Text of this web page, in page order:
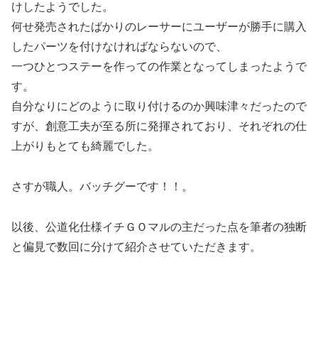
けしたようでした。
何せ発売されたばかりのレーサーにユーザーが勝手に購入
したパーツを付けなければならないので、
一つひとつステーを作っての作業となってしまったようで
す。
自分なりにどのように取り付けるのか興味津々だったので
すが、創意工夫が至る所に発揮されており、それぞれの仕
上がりもとても綺麗でした。
さすが職人。バッチグーです！！。
以後、公道化仕様イチＧＯマルの主だった点を筆者の独断
と偏見で数回に分けて紹介させていただきます。